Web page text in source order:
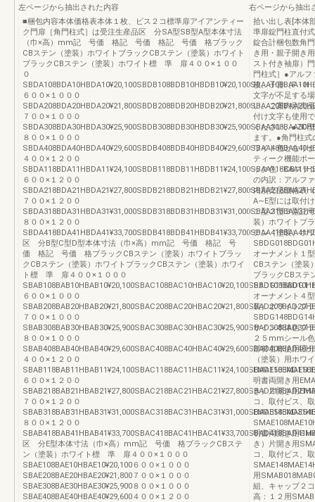
左ページから抽出された内容
■梱包内容本体価格表本体１枚、ビス２コ標準扉アイアンティー
ク門扉［角門柱式］は受注生産品区 分SA型SB型A型本体寸法
（巾×高）mm記 号価 格記 号価 格記 号価 格ブラック
CBステン（塗装）ホワイトブラックCBステン（塗装）ホワイト
ブラックCBステン（塗装）ホワイト標 準 扉４００×１００
０
６００×１０００
７００×１０００
８００×１０００
４００×１２００
６００×１２００
７００×１２００
８００×１２００
区 分B型C型D型本体寸法（巾×高）mm記 号価 格記 号
価 格記 号価 格ブラックCBステン（塗装）ホワイトブラッ
クCBステン（塗装）ホワイトブラックCBステン（塗装）ホワイ
ト標 準 扉４００×１０００
６００×１０００
７００×１０００
８００×１０００
４００×１２００
６００×１２００
７００×１２００
８００×１２００
区 分E型本体寸法（巾×高）mm記 号価 格ブラックCBステ
ン（塗装）ホワイト標 準 扉４００×１０００
SBAE108BAE10HBAE10¥20,100６００×１０００
SBAE208BAE20HBAE20¥21,800７００×１０００
SBAE308BAE30HBAE30¥25,900８００×１０００
SBAE408BAE40HBAE40¥29,600４００×１２００
右ページから抽出
拾い出し表[本体
準扉錠門柱直付
錠合計梱包数角
き用・親子開き
スト付き袖扉）
門柱式］●アルフ
枚、子音（F・H
文字が不足する
い。ご案内別売
付け文字も使用
ください。●ZD
ます。●角門柱
ワイト色となり
ティーク機能ポ
ック色・CBステ
の内訳：アルフ
内別売品価格表
A∼E型には取付
１型２型３型記
装）ホワイトブ
テン（塗装）ホ
オーナメント１
CBステン（塗装
ブラックCBステ
オーナメント４
装）ホワイトブ
サイン本体色ブ
２５mmシール
部材名称使用区
（塗装）用ホワ
明書両開き用
き）片開き用
コ、取付ビス、
明書両開き用
き）片開き用
コ、取付ビス、
用
組、キャップ２
高：１２用